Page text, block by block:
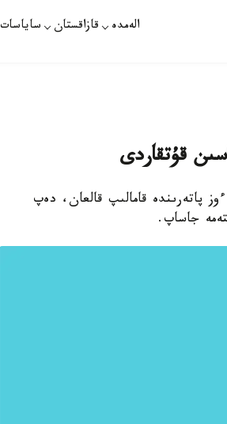
الەمدە قازاقستان ساياسات
قۇتقاردى
كەزدە ايەل 1 جاسار بالاسىمەن ءوز پاتەرىندە قامالىپ قالعان، دەپ
جاساپ.